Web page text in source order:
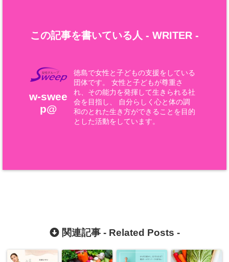
この記事を書いている人 - WRITER -
w-swee
p@
徳島で女性と子どもの支援をしている
団体です。 女性と子どもが尊重さ
れ、その能力を発揮して生きられる社
会を目指し、 自分らしく心と体の調
和のとれた生き方ができることを目的
とした活動をしています。
関連記事 - Related Posts -